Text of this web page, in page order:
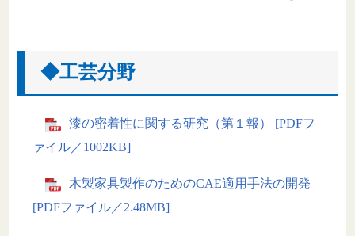
◆工芸分野
漆の密着性に関する研究（第１報） [PDFフ
ァイル／1002KB]
木製家具製作のためのCAE適用手法の開発
[PDFファイル／2.48MB]